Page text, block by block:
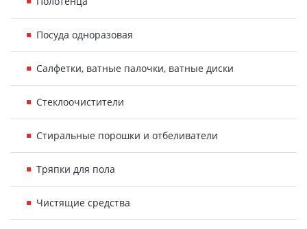
Посуда одноразовая
Салфетки, ватные палочки, ватные диски
Стеклоочистители
Стиральные порошки и отбеливатели
Тряпки для пола
Чистящие средства